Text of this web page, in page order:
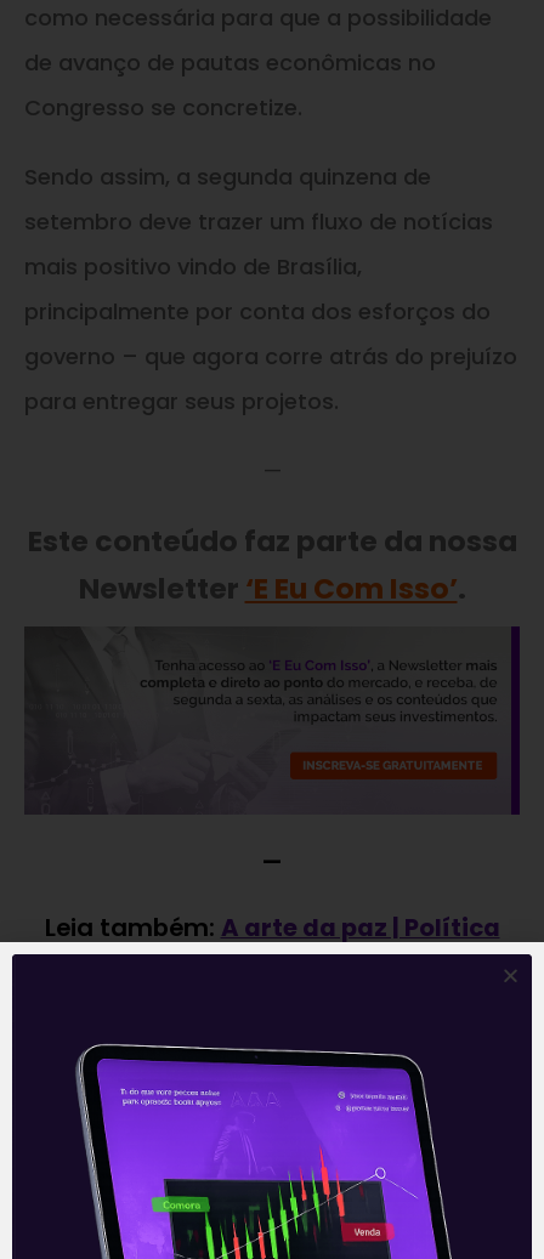
como necessária para que a possibilidade
de avanço de pautas econômicas no
Congresso se concretize.
Sendo assim, a segunda quinzena de
setembro deve trazer um fluxo de notícias
mais positivo vindo de Brasília,
principalmente por conta dos esforços do
governo – que agora corre atrás do prejuízo
para entregar seus projetos.
—
Este conteúdo faz parte da nossa
Newsletter ‘E Eu Com Isso’.
—
Leia também: A arte da paz | Política
Acompanhe nossas Redes Sociais!
O conteúdo foi útil para você? Compartilhe!